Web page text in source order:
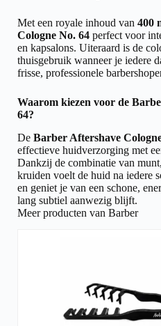
Met een royale inhoud van 400
Cologne No. 64 perfect voor
en kapsalons. Uiteraard is de
thuisgebruik wanneer je iedere
frisse, professionele
Waarom kiezen voor de
64?
De Barber Aftershave
effectieve huidverzorging met
Dankzij de combinatie van
kruiden voelt de huid na iedere
en geniet je van een schone,
lang subtiel aanwezig blijft.
Meer producten van Barber